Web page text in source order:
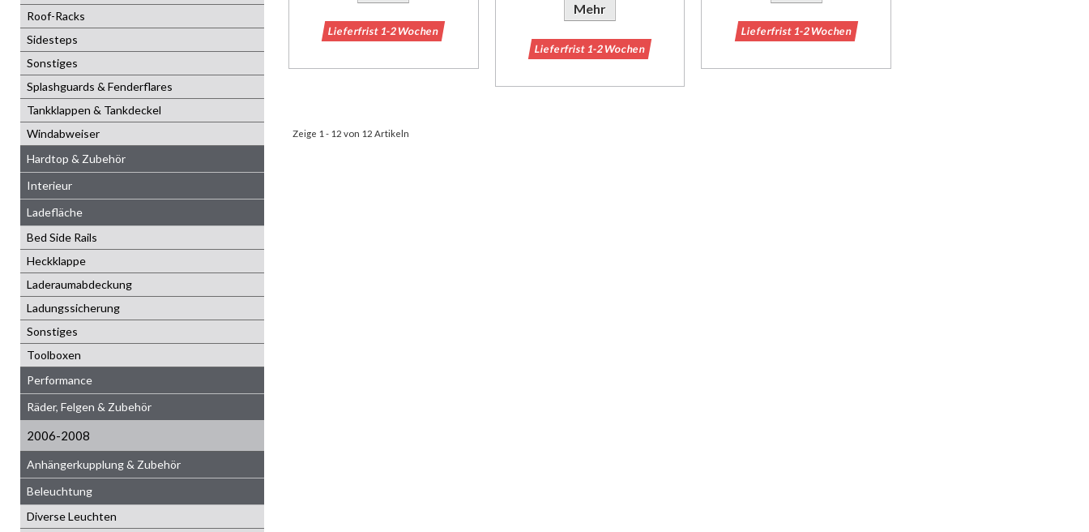
Roof-Racks
Sidesteps
Sonstiges
Splashguards & Fenderflares
Tankklappen & Tankdeckel
Windabweiser
Hardtop & Zubehör
Interieur
Ladefläche
Bed Side Rails
Heckklappe
Laderaumabdeckung
Ladungssicherung
Sonstiges
Toolboxen
Performance
Räder, Felgen & Zubehör
2006-2008
Anhängerkupplung & Zubehör
Beleuchtung
Diverse Leuchten
Lieferfrist 1-2 Wochen
Mehr
Lieferfrist 1-2 Wochen
Lieferfrist 1-2 Wochen
Zeige 1 - 12 von 12 Artikeln